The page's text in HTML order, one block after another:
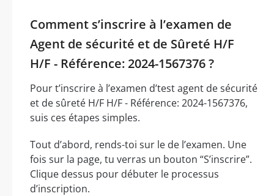
Comment s’inscrire à l’examen de
Agent de sécurité et de Sûreté H/F
H/F - Référence: 2024-1567376 ?
Pour t’inscrire à l’examen d’test agent de sécurité
et de sûreté H/F H/F - Référence: 2024-1567376,
suis ces étapes simples.
Tout d’abord, rends-toi sur le de l’examen. Une
fois sur la page, tu verras un bouton “S’inscrire”.
Clique dessus pour débuter le processus
d’inscription.